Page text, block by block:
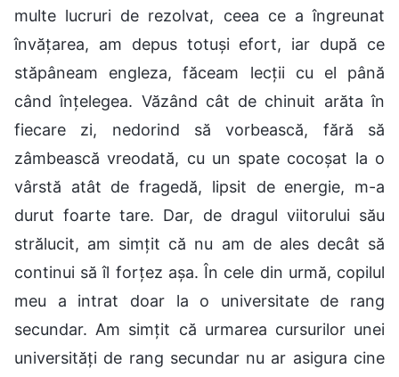
multe lucruri de rezolvat, ceea ce a îngreunat
învățarea, am depus totuși efort, iar după ce
stăpâneam engleza, făceam lecții cu el până
când înțelegea. Văzând cât de chinuit arăta în
fiecare zi, nedorind să vorbească, fără să
zâmbească vreodată, cu un spate cocoșat la o
vârstă atât de fragedă, lipsit de energie, m-a
durut foarte tare. Dar, de dragul viitorului său
strălucit, am simțit că nu am de ales decât să
continui să îl forțez așa. În cele din urmă, copilul
meu a intrat doar la o universitate de rang
secundar. Am simțit că urmarea cursurilor unei
universități de rang secundar nu ar asigura cine